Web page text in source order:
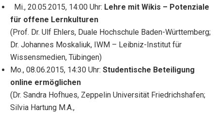
Mi., 20.05.2015, 14:00 Uhr: Lehre mit Wikis – Potenziale
für offene Lernkulturen
(Prof. Dr. Ulf Ehlers, Duale Hochschule Baden-Württemberg;
Dr. Johannes Moskaliuk, IWM – Leibniz-Institut für
Wissensmedien, Tübingen)
Mo., 08.06.2015, 14:30 Uhr: Studentische Beteiligung
online ermöglichen
(Dr. Sandra Hofhues, Zeppelin Universität Friedrichshafen;
Silvia Hartung M.A.,